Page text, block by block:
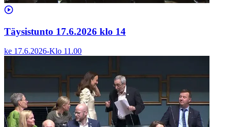
Täysistunto 17.6.2026 klo 14
ke 17.6.2026-Klo 11.00